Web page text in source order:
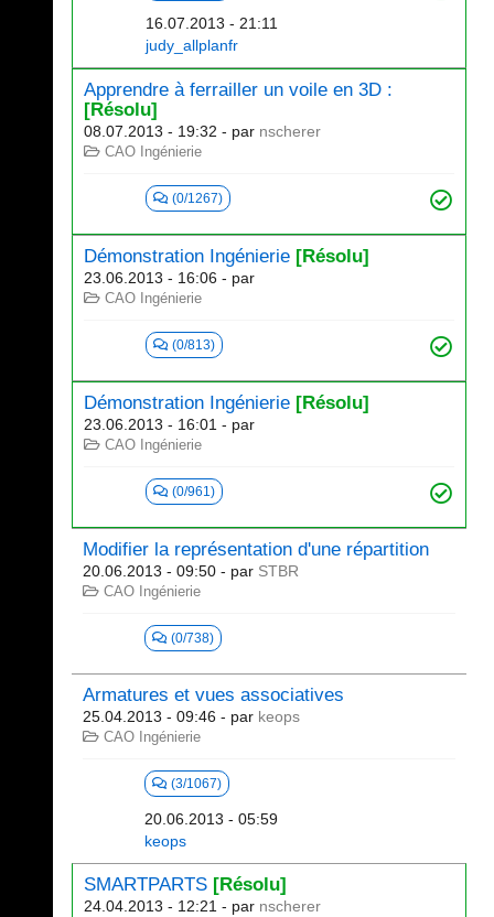
16.07.2013 - 21:11
judy_allplanfr
Apprendre à ferrailler un voile en 3D :
[Résolu]
08.07.2013 - 19:32 - par nscherer
CAO Ingénierie
(0/1267)
Démonstration Ingénierie [Résolu]
23.06.2013 - 16:06 - par
CAO Ingénierie
(0/813)
Démonstration Ingénierie [Résolu]
23.06.2013 - 16:01 - par
CAO Ingénierie
(0/961)
Modifier la représentation d'une répartition
20.06.2013 - 09:50 - par STBR
CAO Ingénierie
(0/738)
Armatures et vues associatives
25.04.2013 - 09:46 - par keops
CAO Ingénierie
(3/1067)
20.06.2013 - 05:59
keops
SMARTPARTS [Résolu]
24.04.2013 - 12:21 - par nscherer